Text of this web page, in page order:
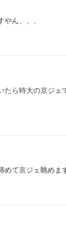
ん、、、
たら特大の京ジェ
めて京ジェ眺めま